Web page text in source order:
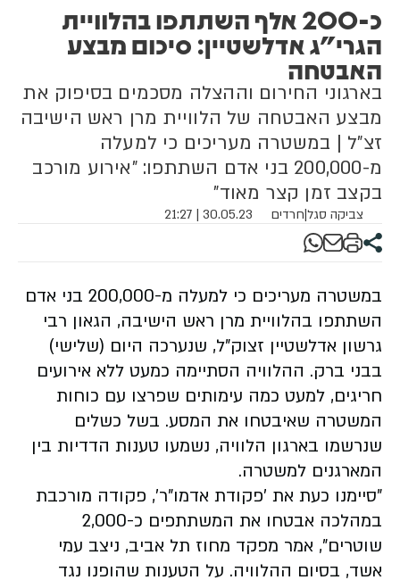
כ-200 אלף השתתפו בהלוויית
הגרי"ג אדלשטיין: סיכום מבצע
האבטחה
בארגוני החירום וההצלה מסכמים בסיפוק את
מבצע האבטחה של הלוויית מרן ראש הישיבה
זצ"ל | במשטרה מעריכים כי למעלה
מ-200,000 בני אדם השתתפו: "אירוע מורכב
בקצב זמן קצר מאוד"
צביקה סגל|חרדים 30.05.23 | 21:27
במשטרה מעריכים כי למעלה מ-200,000 בני אדם
השתתפו בהלוויית מרן ראש הישיבה, הגאון רבי
גרשון אדלשטיין זצוק"ל, שנערכה היום (שלישי)
בבני ברק. ההלוויה הסתיימה כמעט ללא אירועים
חריגים, למעט כמה עימותים שפרצו עם כוחות
המשטרה שאיבטחו את המסע. בשל כשלים
שנרשמו בארגון הלוויה, נשמעו טענות הדדיות בין
המארגנים למשטרה.
"סיימנו כעת את 'פקודת אדמו"ר', פקודה מורכבת
במהלכה אבטחו את המשתתפים כ-2,000
שוטרים", אמר מפקד מחוז תל אביב, ניצב עמי
אשד, בסיום ההלוויה. על הטענות שהופנו נגד